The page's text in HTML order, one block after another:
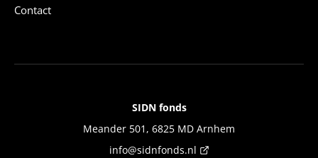
Contact
SIDN fonds
Meander 501, 6825 MD Arnhem
info@sidnfonds.nl